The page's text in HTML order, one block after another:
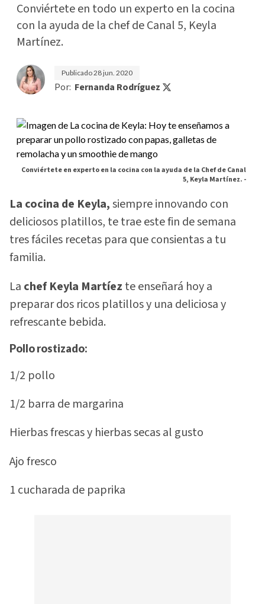
Conviértete en todo un experto en la cocina
con la ayuda de la chef de Canal 5, Keyla
Martínez.
Publicado28 jun. 2020
Por: Fernanda Rodríguez
Conviértete en experto en la cocina con la ayuda de la Chef de Canal
5, Keyla Martínez. -
La cocina de Keyla,siempre innovando con
deliciosos platillos, te trae este fin de semana
tres fáciles recetas para que consientas a tu
familia.
La chef Keyla Martíez te enseñará hoy a
preparar dos ricos platillos y una deliciosa y
refrescante bebida.
Pollo rostizado:
1/2 pollo
1/2 barra de margarina
Hierbas frescas y hierbas secas al gusto
Ajo fresco
1 cucharada de paprika